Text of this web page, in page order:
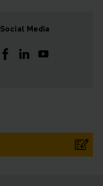
Social Media